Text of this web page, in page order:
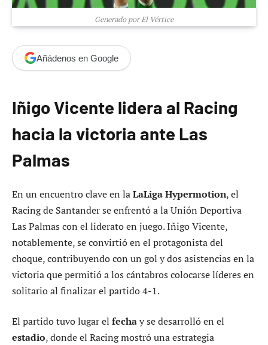
Generado por El Vértice
Añádenos en Google
Iñigo Vicente lidera al Racing
hacia la victoria ante Las
Palmas
En un encuentro clave en laLaLiga Hypermotion, el
Racing de Santander se enfrentó a la Unión Deportiva
Las Palmas con el liderato en juego. Iñigo Vicente,
notablemente, se convirtió en el protagonista del
choque, contribuyendo con un gol y dos asistencias en la
victoria que permitió a los cántabros colocarse líderes en
solitario al finalizar el partido 4-1.
El partido tuvo lugar el fechay se desarrolló en el
estadio, donde el Racing mostró una estrategia